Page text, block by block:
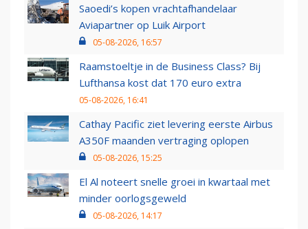
Saoedi’s kopen vrachtafhandelaar
Aviapartner op Luik Airport
05-08-2026, 16:57
Raamstoeltje in de Business Class? Bij
Lufthansa kost dat 170 euro extra
05-08-2026, 16:41
Cathay Pacific ziet levering eerste Airbus
A350F maanden vertraging oplopen
05-08-2026, 15:25
El Al noteert snelle groei in kwartaal met
minder oorlogsgeweld
05-08-2026, 14:17